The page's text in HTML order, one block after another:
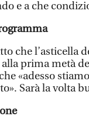
e a che
che l’asticella
prima metà
«adesso
Sarà la volta